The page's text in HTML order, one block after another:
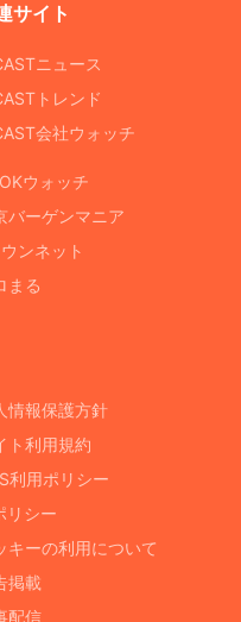
サイト
ニュース
トレンド
会社ウォッチ
ウォッチ
バーゲンマニア
ンネット
まる
情報保護方針
ト利用規約
利用ポリシー
リシー
キーの利用について
掲載
配信